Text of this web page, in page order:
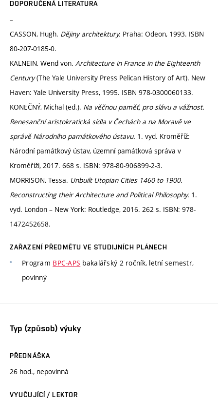
DOPORUČENÁ LITERATURA
–
CASSON, Hugh. Dějiny architektury. Praha: Odeon, 1993. ISBN
80-207-0185-0.
KALNEIN, Wend von. Architecture in France in the Eighteenth
Century(The Yale University Press Pelican History of Art). New
Haven: Yale University Press, 1995. ISBN 978-0300060133.
KONEČNÝ, Michal (ed.). Na věčnou paměť, pro slávu a vážnost.
Renesanční aristokratická sídla v Čechách a na Moravě ve
správě Národního památkového ústavu. 1. vyd. Kroměříž:
Národní památkový ústav, územní památková správa v
Kroměříži, 2017. 668 s. ISBN: 978-80-906899-2-3.
MORRISON, Tessa. Unbuilt Utopian Cities 1460 to 1900.
Reconstructing their Architecture and Political Philosophy. 1.
vyd. London – New York: Routledge, 2016. 262 s. ISBN: 978-
1472452658.
ZAŘAZENÍ PŘEDMĚTU VE STUDIJNÍCH PLÁNECH
Program BPC-APS bakalářský 2 ročník, letní semestr,
povinný
Typ (způsob) výuky
PŘEDNÁŠKA
26 hod., nepovinná
VYUČUJÍCÍ / LEKTOR